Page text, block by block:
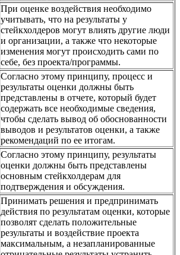
При оценке воздействия необходимо
учитывать, что на результаты у
стейкхолдеров могут влиять другие люди
и организации, а также что некоторые
изменения могут происходить сами по
себе, без проекта/программы.
Согласно этому принципу, процесс и
результаты оценки должны быть
представлены в отчете, который будет
содержать все необходимые сведения,
чтобы сделать вывод об обоснованности
выводов и результатов оценки, а также
рекомендаций по ее итогам.
Согласно этому принципу, результаты
оценки должны быть представлены
основным стейкхолдерам для
подтверждения и обсуждения.
Принимать решения и предпринимать
действия по результатам оценки, которые
позволят сделать положительные
результаты и воздействие проекта
максимальным, а незапланированные